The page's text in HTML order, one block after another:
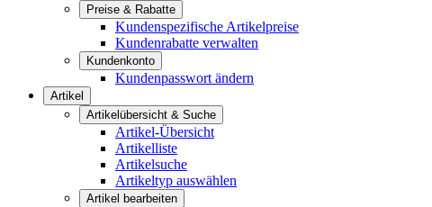
Preise & Rabatte
Kundenspezifische Artikelpreise
Kundenrabatte verwalten
Kundenkonto
Kundenpasswort ändern
Artikel
Artikelübersicht & Suche
Artikel-Übersicht
Artikelliste
Artikelsuche
Artikeltyp auswählen
Artikel bearbeiten